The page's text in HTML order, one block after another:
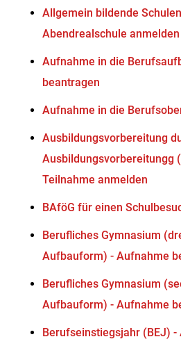
Allgemein bildende
Abendrealschule anmelden
Aufnahme in die
beantragen
Aufnahme in die
Ausbildungsvorbereitung
Ausbildungsvorbereitungg
Teilnahme anmelden
BAföG für einen
Berufliches Gymnasium
Aufbauform) - Aufnahme
Berufliches Gymnasium
Aufbauform) - Aufnahme
Berufseinstiegsjahr (BEJ) -